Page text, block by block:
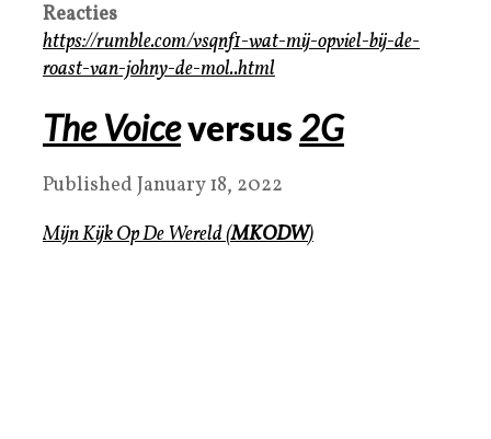
Reacties
https://rumble.com/vsqnf1-wat-mij-opviel-bij-de-
roast-van-johny-de-mol..html
The Voiceversus2G
Published January 18, 2022
Mijn Kijk Op De Wereld(MKODW)